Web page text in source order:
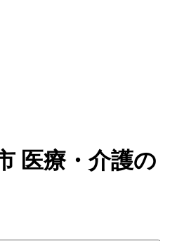
医療・介護の